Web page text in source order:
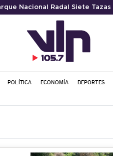
Nacional Radal Siete Tazas
POLÍTICA ECONOMÍA DEPORTES